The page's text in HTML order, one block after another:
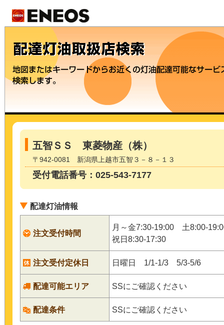
五智ＳＳ 東菱物産（株）
〒942-0081 新潟県上越市五智３－８－１３
受付電話番号：025-543-7177
配達灯油情報
注文受付時間
月～金7:30-19:00 土8:00-
祝日8:30-17:30
注文受付定休日 日曜日 1/1-1/3 5/3-5/6
配達可能エリア SSにご確認ください
配達条件 SSにご確認ください